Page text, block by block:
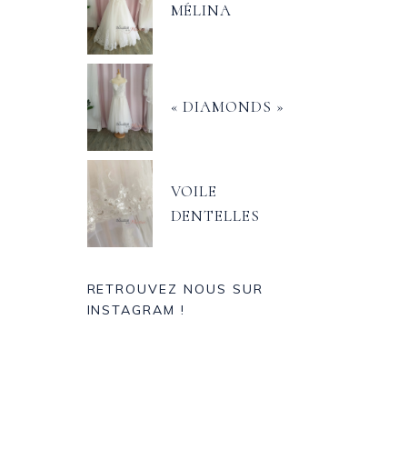
MÉLINA
« DIAMONDS »
VOILE
DENTELLES
RETROUVEZ NOUS SUR
INSTAGRAM !